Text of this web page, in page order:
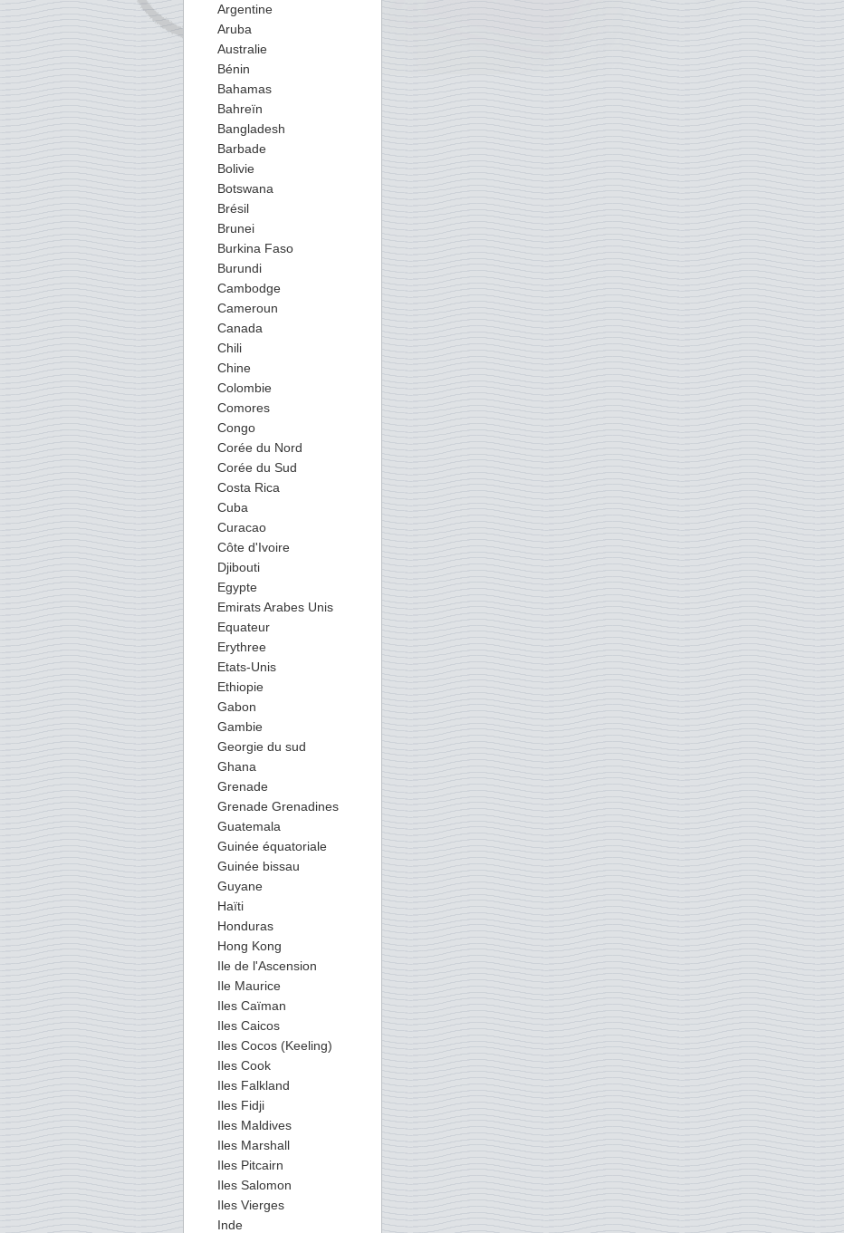
Argentine
Aruba
Australie
Bénin
Bahamas
Bahreïn
Bangladesh
Barbade
Bolivie
Botswana
Brésil
Brunei
Burkina Faso
Burundi
Cambodge
Cameroun
Canada
Chili
Chine
Colombie
Comores
Congo
Corée du Nord
Corée du Sud
Costa Rica
Cuba
Curacao
Côte d'Ivoire
Djibouti
Egypte
Emirats Arabes Unis
Equateur
Erythree
Etats-Unis
Ethiopie
Gabon
Gambie
Georgie du sud
Ghana
Grenade
Grenade Grenadines
Guatemala
Guinée équatoriale
Guinée bissau
Guyane
Haïti
Honduras
Hong Kong
Ile de l'Ascension
Ile Maurice
Iles Caïman
Iles Caicos
Iles Cocos (Keeling)
Iles Cook
Iles Falkland
Iles Fidji
Iles Maldives
Iles Marshall
Iles Pitcairn
Iles Salomon
Iles Vierges
Inde